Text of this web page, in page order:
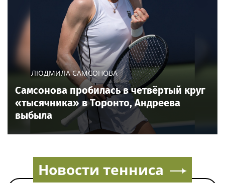
ЛЮДМИЛА САМСОНОВА
Самсонова пробилась в четвёртый круг
«тысячника» в Торонто, Андреева
выбыла